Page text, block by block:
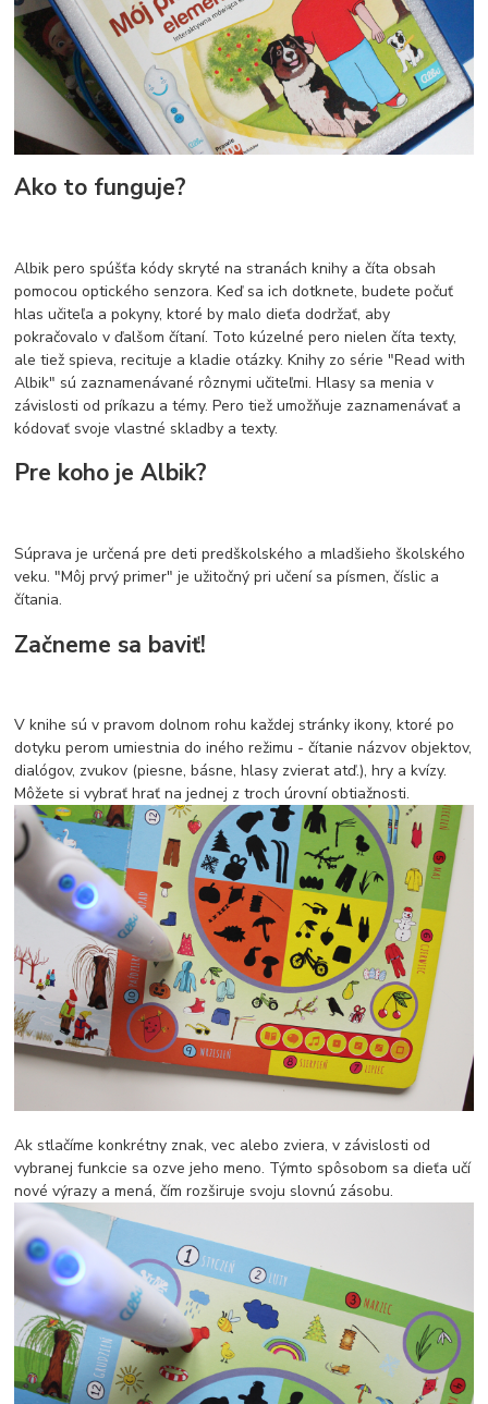
Ako to funguje?
Albik pero spúšťa kódy skryté na stranách knihy a číta obsah
pomocou optického senzora. Keď sa ich dotknete, budete počuť
hlas učiteľa a pokyny, ktoré by malo dieťa dodržať, aby
pokračovalo v ďalšom čítaní. Toto kúzelné pero nielen číta texty,
ale tiež spieva, recituje a kladie otázky. Knihy zo série "Read with
Albik" sú zaznamenávané rôznymi učiteľmi. Hlasy sa menia v
závislosti od príkazu a témy. Pero tiež umožňuje zaznamenávať a
kódovať svoje vlastné skladby a texty.
Pre koho je Albik?
Súprava je určená pre deti predškolského a mladšieho školského
veku. "Môj prvý primer" je užitočný pri učení sa písmen, číslic a
čítania.
Začneme sa baviť!
V knihe sú v pravom dolnom rohu každej stránky ikony, ktoré po
dotyku perom umiestnia do iného režimu - čítanie názvov objektov,
dialógov, zvukov (piesne, básne, hlasy zvierat atď.), hry a kvízy.
Môžete si vybrať hrať na jednej z troch úrovní obtiažnosti.
Ak stlačíme konkrétny znak, vec alebo zviera, v závislosti od
vybranej funkcie sa ozve jeho meno. Týmto spôsobom sa dieťa učí
nové výrazy a mená, čím rozširuje svoju slovnú zásobu.